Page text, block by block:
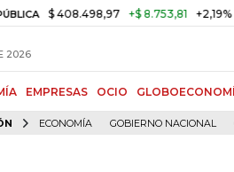
$ 408.498,97 +$ 8.753,81 +2,19%
2026
EMPRESAS OCIO
ECONOMÍA GOBIERNO NACIONAL